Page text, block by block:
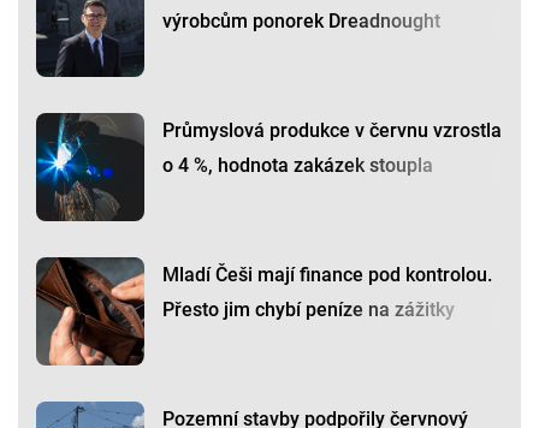
výrobcům ponorek Dreadnought
Průmyslová produkce v červnu vzrostla
o 4 %, hodnota zakázek stoupla
Mladí Češi mají finance pod kontrolou.
Přesto jim chybí peníze na zážitky
Pozemní stavby podpořily červnový